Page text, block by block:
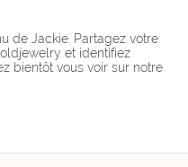
de Jackie. Partagez votre
et identifiez
bientôt vous voir sur notre